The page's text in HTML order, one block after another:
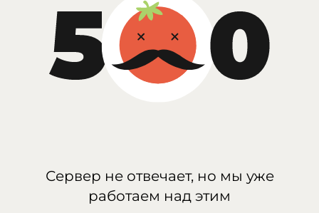
Сервер не отвечает, но мы уже
работаем над этим